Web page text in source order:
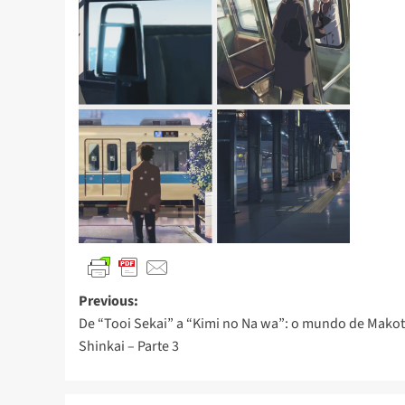
Previous:
De “Tooi Sekai” a “Kimi no Na wa”: o mundo de
Shinkai – Parte 3